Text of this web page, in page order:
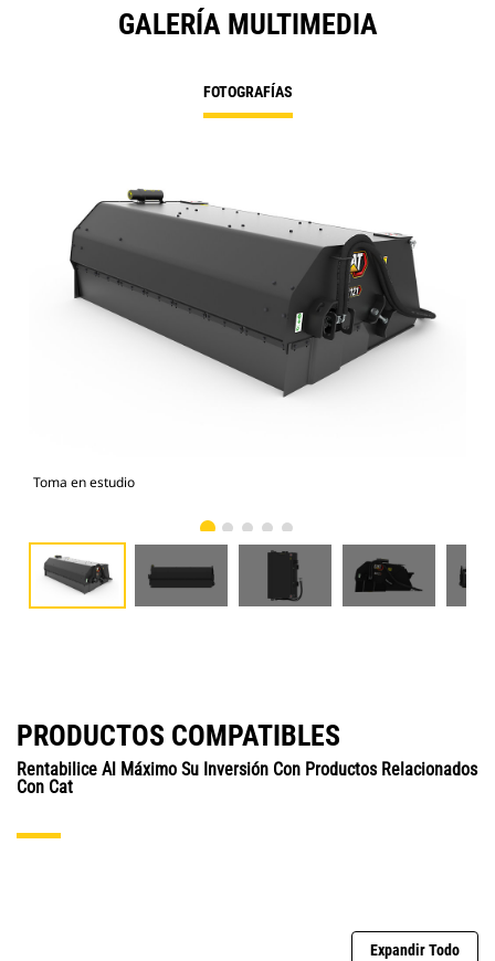
GALERÍA MULTIMEDIA
FOTOGRAFÍAS
Toma en estudio
PRODUCTOS COMPATIBLES
Rentabilice Al Máximo Su Inversión Con Productos Relacionados
Con Cat
Expandir Todo